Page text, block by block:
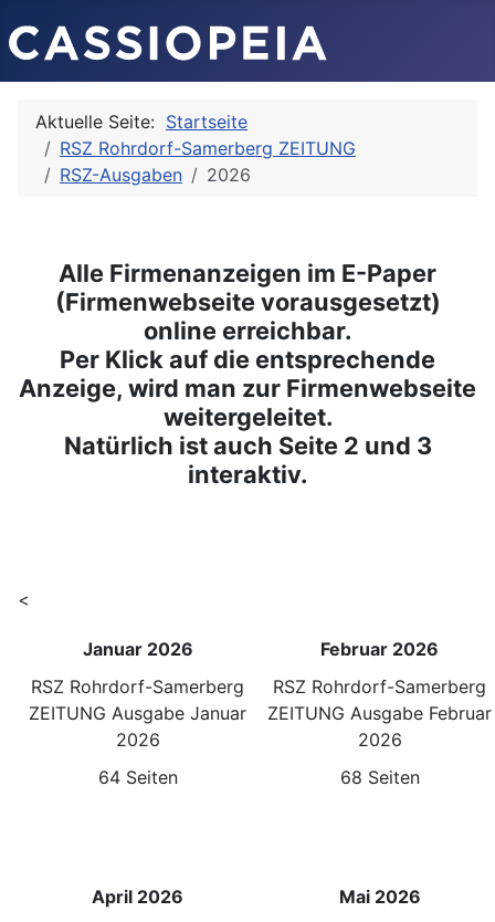
Aktuelle Seite: Startseite
RSZ Rohrdorf-Samerberg ZEITUNG
RSZ-Ausgaben
2026
Alle Firmenanzeigen im E-Paper
(Firmenwebseite vorausgesetzt)
online erreichbar.
Per Klick auf die entsprechende
Anzeige, wird man zur Firmenwebseite
weitergeleitet.
Natürlich ist auch Seite 2 und 3
interaktiv.
<
Januar 2026
Februar 2026
RSZ Rohrdorf-Samerberg
ZEITUNG Ausgabe Januar
2026
RSZ Rohrdorf-Samerberg
ZEITUNG Ausgabe Februar
2026
64 Seiten
68 Seiten
April 2026
Mai 2026